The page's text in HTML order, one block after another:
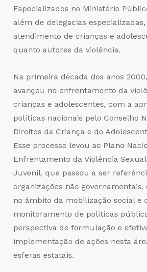
Especializados no Ministério
além de delegacias
atendimento de crianças e
quanto autores da violência.
Na primeira década dos anos
avançou no enfrentamento da
crianças e adolescentes, com a
políticas nacionais pelo Conselho
Direitos da Criança e do
Esse processo levou ao Plano
Enfrentamento da Violência
Juvenil, que passou a ser
organizações não
no âmbito da mobilização social e
monitoramento de políticas
perspectiva de formulação e
implementação de ações nesta
esferas estatais.